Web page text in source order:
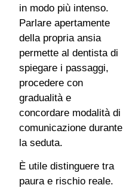
in modo più intenso.
Parlare apertamente
della propria ansia
permette al dentista di
spiegare i passaggi,
procedere con
gradualità e
concordare modalità di
comunicazione durante
la seduta.
È utile distinguere tra
paura e rischio reale.